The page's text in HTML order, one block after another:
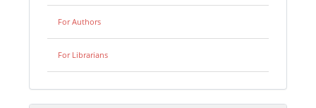
For Authors
For Librarians